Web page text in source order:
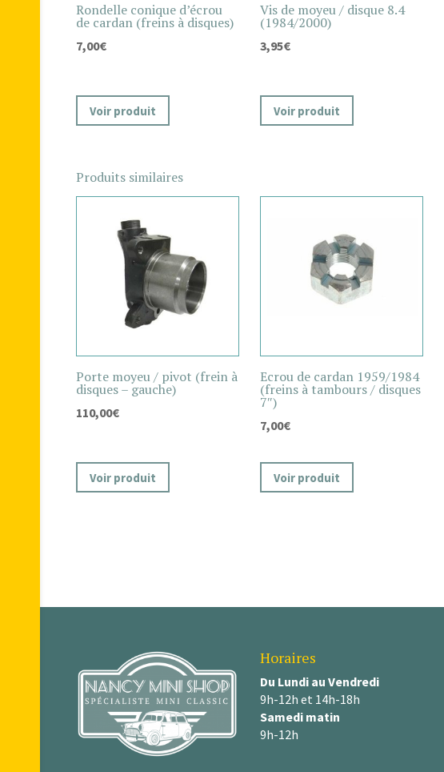
Rondelle conique d’écrou
de cardan (freins à disques)
7,00€
Voir produit
Vis de moyeu / disque 8.4
(1984/2000)
3,95€
Voir produit
Produits similaires
Porte moyeu / pivot (frein à
disques – gauche)
110,00€
Voir produit
Ecrou de cardan 1959/1984
(freins à tambours / disques
7″)
7,00€
Voir produit
Horaires
Du Lundi au Vendredi
9h-12h et 14h-18h
Samedi matin
9h-12h